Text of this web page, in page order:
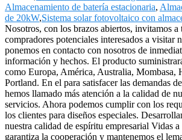
Almacenamiento de batería estacionaria,
de 20kW,Sistema solar fotovoltaico con
Nosotros, con los brazos abiertos, invitamos a
compradores potenciales interesados ​​a visitar
ponemos en contacto con nosotros de
información y hechos. El producto
como Europa, América, Australia, Mombasa,
Portland. En el para satisfacer las demandas
hemos llamado más atención a la calidad de
servicios. Ahora podemos cumplir con los
los clientes para diseños especiales.
nuestra calidad de espíritu empresarial Vidas
garantiza la cooperación y mantenemos el